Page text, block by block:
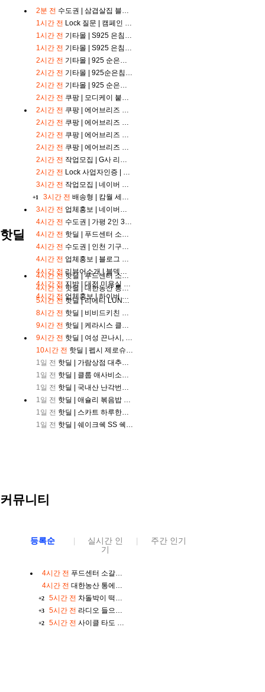
스
축
계
계
랙
2분 전 수도권 | 삼겹살집 블로그체험단 모집!
1시간 전 Lock 질문 | 캠페인 금액이 다른경우
1시간 전 기타몰 | S925 은침 4mm 큐빅 바벨 피어싱 귀걸이
1시간 전 기타몰 | S925 은침 트위스트 큐빅 원터치 링귀걸이
2시간 전 기타몰 | 925 순은침 볼륨 커브 링귀걸이
2시간 전 기타몰 | 925순은침 꼬임 미니 링귀걸이
2시간 전 기타몰 | 925 순은침 20mm 기본 링귀걸이
2시간 전 쿠팡 | 모디케이 붙이는 아이스 냉감 쿨패치
2시간 전 쿠팡 | 에어브리즈 입술 무자극 입벌림 방지밴드 테이프 90p, X형
2시간 전 쿠팡 | 에어브리즈 입술 무자극 입벌림 방지밴드 테이프 90p, I형
2시간 전 쿠팡 | 에어브리즈 의료용 비강확장밴드 50P, 스킨
2시간 전 쿠팡 | 에어브리즈 의료용 비강확장밴드 50P, 투명
2시간 전 작업모집 | G사 리뷰어 모집 ( 노출 확인 후 바로 입금 )
2시간 전 Lock 사업자인증 | 사업자인증부탁드립니다!
3시간 전 작업모집 | 네이버 리뷰어 간단알바 모집 다른것도 있어여
+1 3시간 전 배송형 | 캄월 세라마이드 5종 저자극 버블 클렌징폼 블로그 체험단 모집
3시간 전 업체홍보 | 네이버웹툰 재생수 이제 직접 관리 마세요
4시간 전 수도권 | 가평 2인 3종 제공 게스트하우스 파티 주말숙박 바베큐파티 펍파티 제공
4시간 전 핫딜 | 푸드센터 소갈비살, 200g, 5팩
4시간 전 수도권 | 인천 기구필라테스 요가 스피닝 헬스 휘트니스센터 1개월권 제공 블로그체험단 모집
4시간 전 업체홍보 | 블로그 최저가 보장합니다
4시간 전 리뷰어소개 |블덱스 기준 최적, 준최 제 명의 블로그에 기자단, 단순배포, 준최키워드 월보, 건바이 해드립니다^^
4시간 전 지방 | 대전 미용실 남여 펌 염색 블로그체험단 모집
4시간 전 업체홍보 |하이버 구매평 관리 대행 맡기세요
핫딜
4시간 전 핫딜 | 푸드센터 소갈비살, 200g, 5팩
4시간 전 핫딜 | 대한농산 통에담은 슈퍼푸드 5곡 플러스 맞춤혼합 21곡, 2kg, 2개
5시간 전 핫딜 |리에티 LUNO RT 4056 선글라스
8시간 전 핫딜 | 비비드키친 저당 닭가슴살 브리또 숯불매콤, 2개
9시간 전 핫딜 | 케라시스 클리닉 샴푸 980ml 3개 골라담기 + 180ml 미니어처 증정
9시간 전 핫딜 | 여성 끈나시, 블랙 2개 + 화이트 2개, FREE, 4개
10시간 전 핫딜 | 펩시 제로슈거 라임향, 210ml, 30개
1일 전 핫딜 | 가람상점 대추방울토마토, 2kg
1일 전 핫딜 | 클룹 애사비소다 오리지널 탄산음료, 500ml, 12개
1일 전 핫딜 | 국내산 난각번호1번 유정란 무항생제 자연방목 계란 대란 20구
1일 전 핫딜 | 애슐리 볶음밥 6봉 (갈릭스테이크 230g 2봉 + 케이준 230g 2봉 + 통새우 230g 2봉)
1일 전 핫딜 | 스카트 하루한장 THE 버블 수세미, 100개입, 2개
1일 전 핫딜 | 쉐이크쉑 SS 쉑버거+쉑버거+프라이+소다S+소다S
커뮤니티
등록순
실시간 인
기
주간 인기
4시간 전 푸드센터 소갈비살, 200g, 5팩
4시간 전 대한농산 통에담은 슈퍼푸드 5곡 플러스 맞춤혼합 21곡, 2kg, 2개
+2 5시간 전 차돌박이 떡볶이를 좋아하는데요
+3 5시간 전 라디오 들으시는 분들???
+2 5시간 전 사이클 타도 살 잘 빠지겠죠?